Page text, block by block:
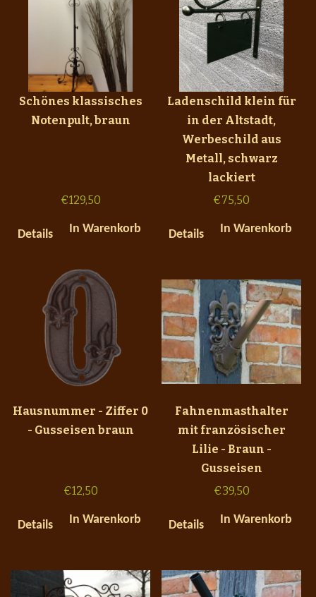
Schönes klassisches
Notenpult, braun
€129,50
Details In Warenkorb
Ladenschild klein für
in der Altstadt,
Werbeschild aus
Metall, schwarz
lackiert
€75,50
Details In Warenkorb
Hausnummer - Ziffer 0
- Gusseisen braun
€12,50
Details In Warenkorb
Fahnenmasthalter
mit französischer
Lilie - Braun -
Gusseisen
€39,50
Details In Warenkorb